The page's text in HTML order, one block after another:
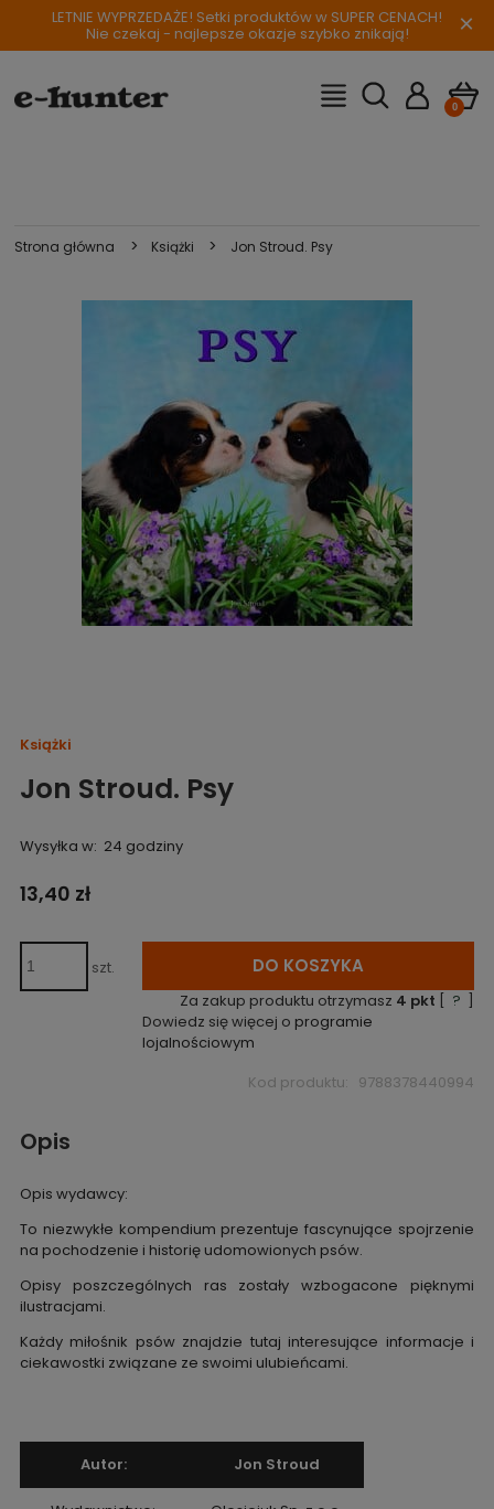
LETNIE WYPRZEDAŻE! Setki produktów w SUPER CENACH!
Nie czekaj - najlepsze okazje szybko znikają! ×
Strona główna > Książki > Jon Stroud. Psy
Książki
Jon Stroud. Psy
Wysyłka w: 24 godziny
13,40 zł
szt. DO KOSZYKA
Za zakup produktu otrzymasz 4 pkt [ ? ]
Dowiedz się więcej o programie
lojalnościowym
Kod produktu: 9788378440994
Opis
Opis wydawcy:
To niezwykłe kompendium prezentuje fascynujące spojrzenie
na pochodzenie i historię udomowionych psów.
Opisy poszczególnych ras zostały wzbogacone pięknymi
ilustracjami.
Każdy miłośnik psów znajdzie tutaj interesujące informacje i
ciekawostki związane ze swoimi ulubieńcami.
Autor: Jon Stroud